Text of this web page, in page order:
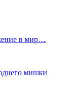
в мир…
мишки